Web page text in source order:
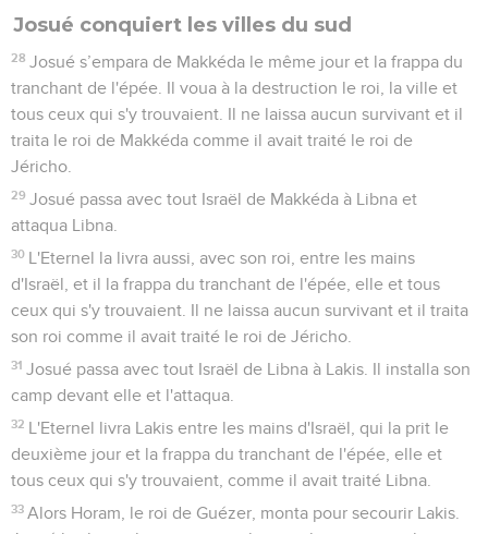
Josué conquiert les villes du sud
28 Josué s’empara de Makkéda le même jour et la frappa du
tranchant de l'épée. Il voua à la destruction le roi, la ville et
tous ceux qui s'y trouvaient. Il ne laissa aucun survivant et il
traita le roi de Makkéda comme il avait traité le roi de
Jéricho.
29 Josué passa avec tout Israël de Makkéda à Libna et
attaqua Libna.
30 L'Eternel la livra aussi, avec son roi, entre les mains
d'Israël, et il la frappa du tranchant de l'épée, elle et tous
ceux qui s'y trouvaient. Il ne laissa aucun survivant et il traita
son roi comme il avait traité le roi de Jéricho.
31 Josué passa avec tout Israël de Libna à Lakis. Il installa son
camp devant elle et l'attaqua.
32 L'Eternel livra Lakis entre les mains d'Israël, qui la prit le
deuxième jour et la frappa du tranchant de l'épée, elle et
tous ceux qui s'y trouvaient, comme il avait traité Libna.
33 Alors Horam, le roi de Guézer, monta pour secourir Lakis.